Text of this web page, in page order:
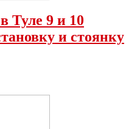
Туле 9 и 10
и стоянку